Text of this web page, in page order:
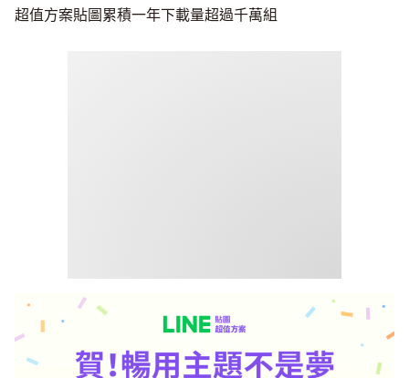
超值方案貼圖累積一年下載量超過千萬組